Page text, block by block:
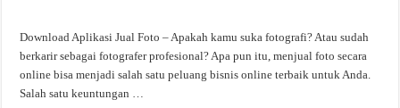
Download Aplikasi Jual Foto – Apakah kamu suka fotografi? Atau sudah
berkarir sebagai fotografer profesional? Apa pun itu, menjual foto secara
online bisa menjadi salah satu peluang bisnis online terbaik untuk Anda.
Salah satu keuntungan …